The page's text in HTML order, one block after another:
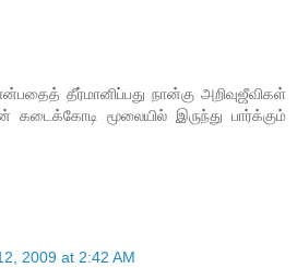
தீர்மானிப்பது நான்கு அறிவுஜீவிகள்
கடைக்கோடி மூலையில் இருந்து பார்க்கும்
2009 at 2:42 AM